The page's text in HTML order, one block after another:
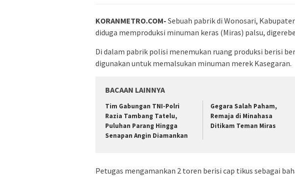
KORANMETRO.COM- Sebuah pabrik di Wonosari,
diduga memproduksi minuman keras (Miras) palsu,
Di dalam pabrik polisi menemukan ruang produksi berisi
digunakan untuk memalsukan minuman merek Kasegaran.
BACAAN LAINNYA
Tim Gabungan TNI-Polri
Razia Tambang Tatelu,
Puluhan Parang Hingga
Senapan Angin Diamankan
Gegara Salah Paham,
Remaja di Minahasa
Ditikam Teman Miras
Petugas mengamankan ​2 toren berisi cap tikus sebagai